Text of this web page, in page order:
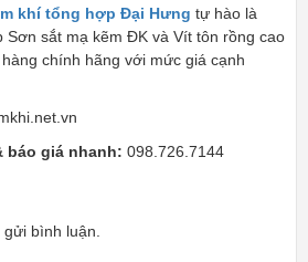
khí tổng hợp Đại Hưng tự hào là
Sơn sắt mạ kẽm ĐK và Vít tôn rồng cao
chính hãng với mức giá cạnh
báo giá nhanh: 098.726.7144
gửi bình luận.